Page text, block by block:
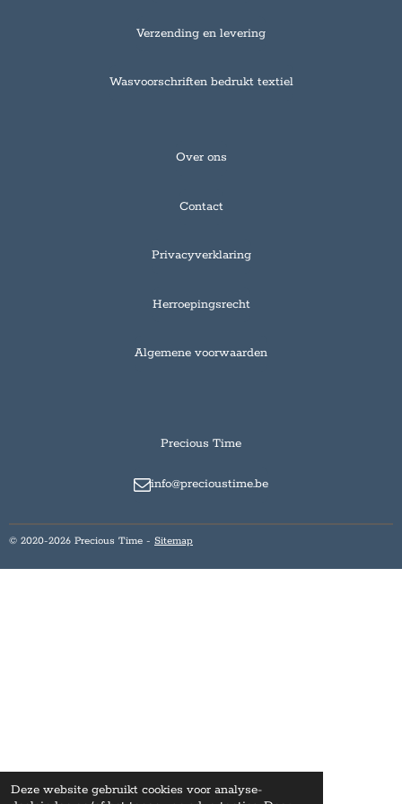
Deze website gebruikt cookies voor analyse-
Verzending en levering
Wasvoorschriften bedrukt textiel
Over ons
Contact
Privacyverklaring
Herroepingsrecht
Algemene voorwaarden
Precious Time
info@precioustime.be
© 2020-2026 Precious Time - Sitemap